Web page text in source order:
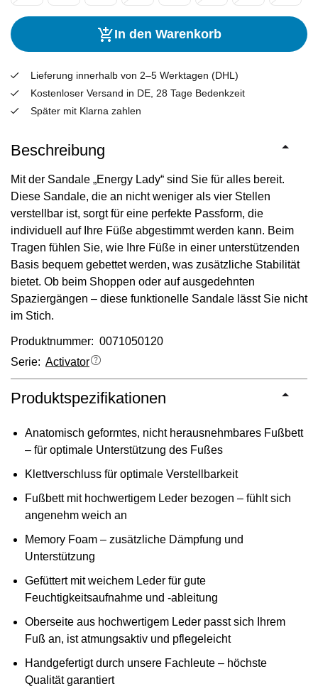
In den Warenkorb
Lieferung innerhalb von 2–5 Werktagen (DHL)
Kostenloser Versand in DE, 28 Tage Bedenkzeit
Später mit Klarna zahlen
Beschreibung
Mit der Sandale „Energy Lady“ sind Sie für alles bereit.
Diese Sandale, die an nicht weniger als vier Stellen
verstellbar ist, sorgt für eine perfekte Passform, die
individuell auf Ihre Füße abgestimmt werden kann. Beim
Tragen fühlen Sie, wie Ihre Füße in einer unterstützenden
Basis bequem gebettet werden, was zusätzliche Stabilität
bietet. Ob beim Shoppen oder auf ausgedehnten
Spaziergängen – diese funktionelle Sandale lässt Sie nicht
im Stich.
Produktnummer: 0071050120
Serie: Activator
Produktspezifikationen
Anatomisch geformtes, nicht herausnehmbares Fußbett
– für optimale Unterstützung des Fußes
Klettverschluss für optimale Verstellbarkeit
Fußbett mit hochwertigem Leder bezogen – fühlt sich
angenehm weich an
Memory Foam – zusätzliche Dämpfung und
Unterstützung
Gefüttert mit weichem Leder für gute
Feuchtigkeitsaufnahme und -ableitung
Oberseite aus hochwertigem Leder passt sich Ihrem
Fuß an, ist atmungsaktiv und pflegeleicht
Handgefertigt durch unsere Fachleute – höchste
Qualität garantiert